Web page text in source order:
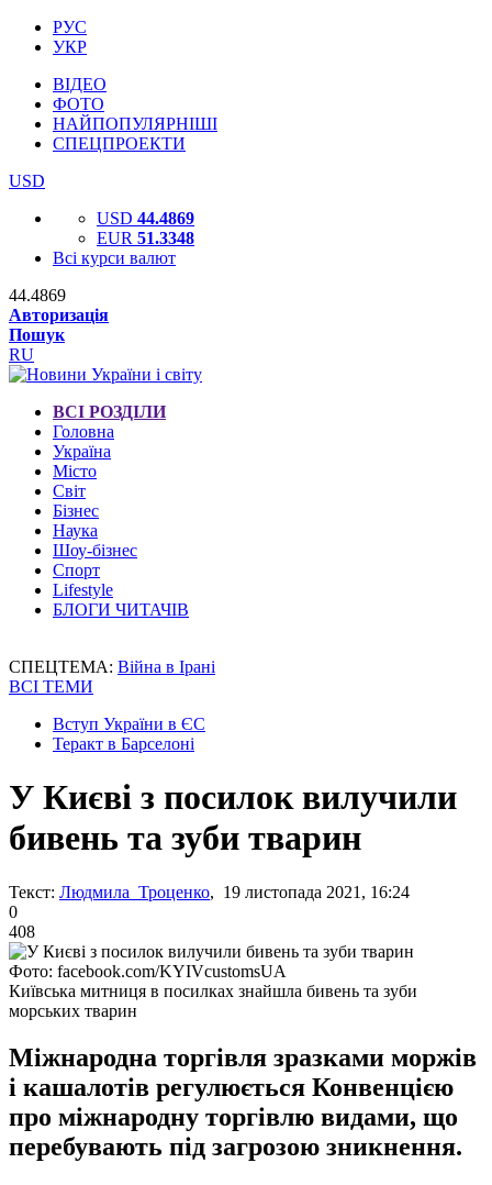
РУС
УКР
ВІДЕО
ФОТО
НАЙПОПУЛЯРНІШІ
СПЕЦПРОЕКТИ
USD
USD 44.4869
EUR 51.3348
Всі курси валют
44.4869
Авторизація
Пошук
RU
ВСІ РОЗДІЛИ
Головна
Україна
Місто
Світ
Бізнес
Наука
Шоу-бізнес
Спорт
Lifestyle
БЛОГИ ЧИТАЧІВ
СПЕЦТЕМА: Війна в Ірані
ВСІ ТЕМИ
Вступ України в ЄС
Теракт в Барселоні
У Києві з посилок вилучили
бивень та зуби тварин
Текст: Людмила Троценко, 19 листопада 2021, 16:24
0
408
Фото: facebook.com/KYIVcustomsUA
Київська митниця в посилках знайшла бивень та зуби
морських тварин
Міжнародна торгівля зразками моржів
і кашалотів регулюється Конвенцією
про міжнародну торгівлю видами, що
перебувають під загрозою зникнення.